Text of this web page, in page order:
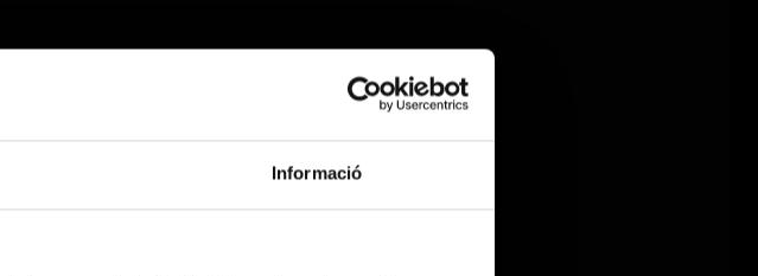
Informació